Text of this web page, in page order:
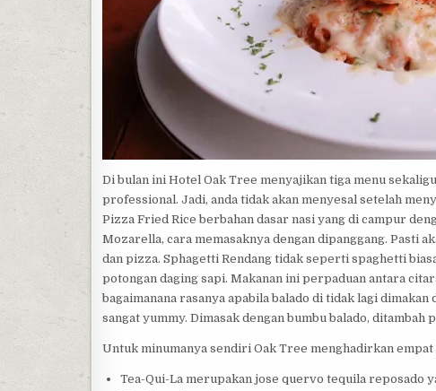
Di bulan ini Hotel Oak Tree menyajikan tiga menu
professional. Jadi, anda tidak akan menyesal setelah
Pizza Fried Rice berbahan dasar nasi yang di campur
Mozarella, cara memasaknya dengan dipanggang. Pasti
dan pizza. Sphagetti Rendang tidak seperti spaghetti
potongan daging sapi. Makanan ini perpaduan antara
bagaimanana rasanya apabila balado di tidak lagi
sangat yummy. Dimasak dengan bumbu balado,
Untuk minumanya sendiri Oak Tree menghadirkan
Tea-Qui-La merupakan jose quervo tequila reposado